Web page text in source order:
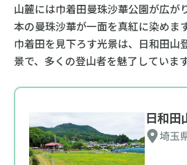
山麓には巾着田曼珠沙華公園が広が
本の曼珠沙華が一面を真紅に染めま
巾着田を見下ろす光景は、日和田山
景で、多くの登山者を魅了しています
日和田
埼玉